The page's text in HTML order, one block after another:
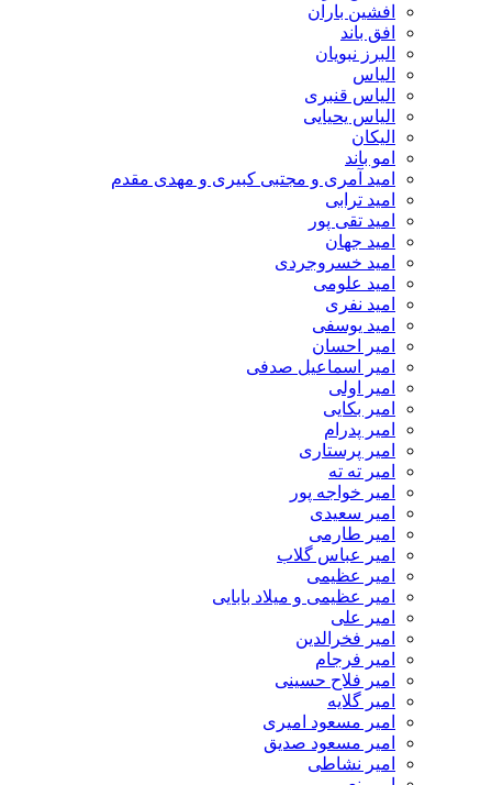
افشین باران
افق باند
البرز نبویان
الیاس
الیاس قنبرى
الیاس یحیایی
الیکان
امو باند
امید آمری و مجتبی کبیری و مهدى مقدم
امید ترابی
امید تقی پور
امید جهان
امید خسروجردی
امید علومی
امید نفری
امید یوسفی
امیر احسان
امیر اسماعیل صدفی
امیر اولی
امیر بکایی
امیر پدرام
امیر پرستاری
امیر ته ته
امیر خواجه پور
امیر سعیدی
امیر طارمی
امیر عباس گلاب
امیر عظیمی
امیر عظیمی و میلاد بابایی
امیر علی
امیر فخرالدین
امیر فرجام
امیر فلاح حسینی
امیر گلایه
امیر مسعود امیری
امیر مسعود صدیق
امیر نشاطی